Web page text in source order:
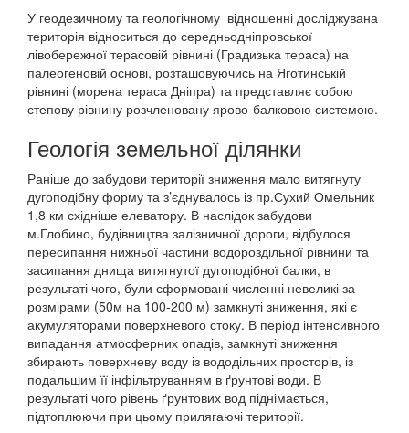
У геодезичному та геологічному відношенні досліджувана
територія відноситься до середньодніпровської
лівобережної терасовій рівнині (Градизька тераса) на
палеогеновій основі, розташовуючись на Яготинській
рівнині (морена тераса Дніпра) та представляє собою
степову рівнину розчленовану ярово-балковою системою.
Геологія земельної ділянки
Раніше до забудови території зниження мало витягнуту
дугоподібну форму та з’єднувалось із пр.Сухий Омельник
1,8 км східніше елеватору. В наслідок забудови
м.Глобино, будівництва залізничної дороги, відбулося
пересипання нижньої частини водороздільної рівнини та
засипання днища витягнутої дугоподібної балки, в
результаті чого, були сформовані численні невеликі за
розмірами (50м на 100-200 м) замкнуті зниження, які є
акумуляторами поверхневого стоку. В період інтенсивного
випадання атмосферних опадів, замкнуті зниження
збирають поверхневу воду із вододільних просторів, із
подальшим її інфільтруванням в ґрунтові води. В
результаті чого рівень ґрунтових вод піднімається,
підтоплюючи при цьому прилягаючі території.